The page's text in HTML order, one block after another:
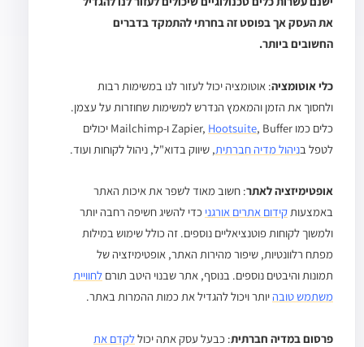
את העסק אך בפוסט זה בחרתי להתמקד בדברים
החשובים ביותר.
כלי אוטומציה: אוטומציה יכול לעזור לנו במשימות רבות
ולחסוך את הזמן והמאמץ הנדרש למשימות שחוזרות על עצמן.
כלים כמו Zapier,
Hootsuite
, Buffer ו-Mailchimp יכולים
לטפל בניהול מדיה חברתית, שיווק בדוא"ל, ניהול לקוחות ועוד.
אופטימיזציה לאתר: חשוב מאוד לשפר את איכות האתר
באמצעותקידום אתרים אורגני כדי להשיג חשיפה רחבה יותר
ולמשוך לקוחות פוטנציאליים נוספים. זה כולל שימוש במילות
מפתח רלוונטיות, שיפור מהירות האתר, אופטימיזציה של
תמונות והיבטים נוספים. בנוסף, אתר שבנוי היטב תורם לחוויית
משתמש טובהיותר ויכול להגדיל את כמות ההמרות באתר.
פרסום במדיה חברתית: כבעל עסק אתה יכוללקדם את